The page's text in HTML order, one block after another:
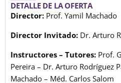
DETALLE DE LA OFERTA
Director: Prof. Yamil Machado
Director Invitado: Dr. Arturo
Instructores – Tutores: Prof.
Pereira – Dr. Arturo Rodríguez
Machado – Méd. Carlos Salom